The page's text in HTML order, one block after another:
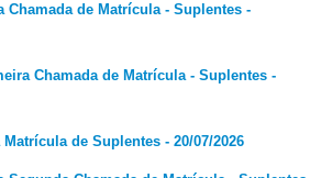
Chamada de Matrícula - Suplentes -
Chamada de Matrícula - Suplentes -
de Suplentes - 20/07/2026